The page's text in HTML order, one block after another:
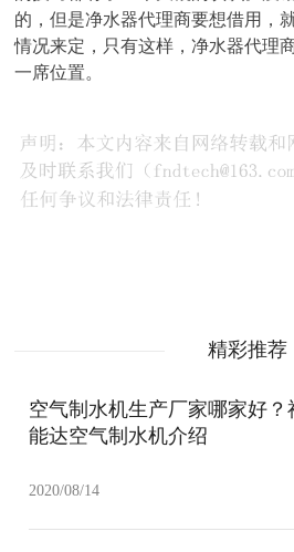
的，但是净水器代理商要想借用，
情况来定，只有这样，净水器代理
一席位置。
精彩推荐
空气制水机生产厂家哪家好？
能达空气制水机介绍
2020/08/14